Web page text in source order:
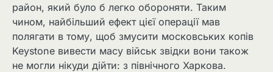
район, який було б легко обороняти. Таким
чином, найбільший ефект цієї операції мав
полягати в тому, щоб змусити московських копів
Keystone вивести масу військ звідки вони також
не могли нікуди дійти: з північного Харкова.